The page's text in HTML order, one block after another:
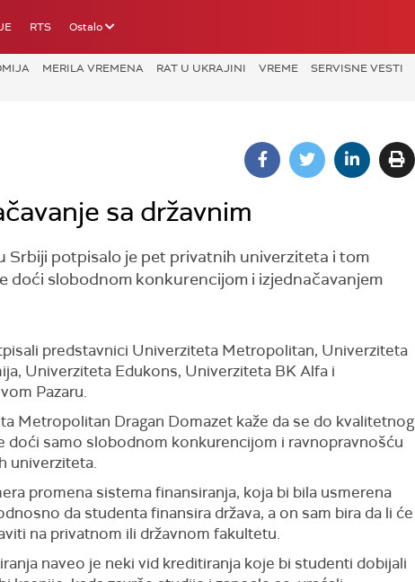
RTS Ostalo
MERILA VREMENA RAT U UKRAJINI VREME SERVISNE VESTI
sa državnim
potpisalo je pet privatnih univerziteta i tom
doći slobodnom konkurencijom i izjednačavanjem
predstavnici Univerziteta Metropolitan, Univerziteta
Univerziteta Edukons, Univerziteta BK Alfa i
Pazaru.
Metropolitan Dragan Domazet kaže da se do kvalitetnog
doći samo slobodnom konkurencijom i ravnopravnošću
univerziteta.
promena sistema finansiranja, koja bi bila usmerena
da studenta finansira država, a on sam bira da li će
na privatnom ili državnom fakultetu.
naveo je neki vid kreditiranja koje bi studenti dobijali